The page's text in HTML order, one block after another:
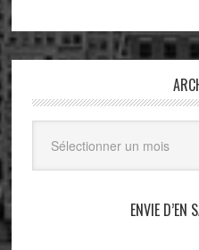
ENVIE D’EN